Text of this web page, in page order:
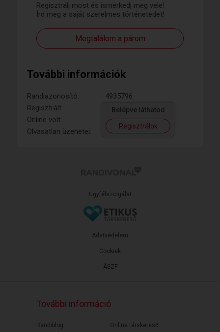
Regisztrálj most és ismerkedj meg vele!
Írd meg a saját szerelmes történetedet!
Megtalálom a párom
További információk
Randiazonosító:
4935796
Regisztrált:
Online volt:
Olvasatlan üzenetei:
Belépve láthatod
Regisztrálok
Ügyfélszolgálat
ÁSZF
Adatvédelem
Cookiek
További információ
Randiblog
Online társkereső